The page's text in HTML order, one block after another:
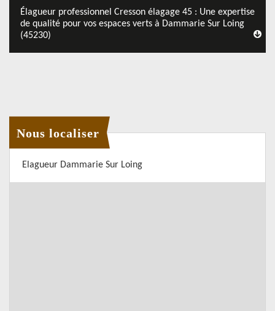
Élagueur professionnel Cresson élagage 45 : Une expertise
de qualité pour vos espaces verts à Dammarie Sur Loing
(45230)
Nous localiser
Elagueur Dammarie Sur Loing